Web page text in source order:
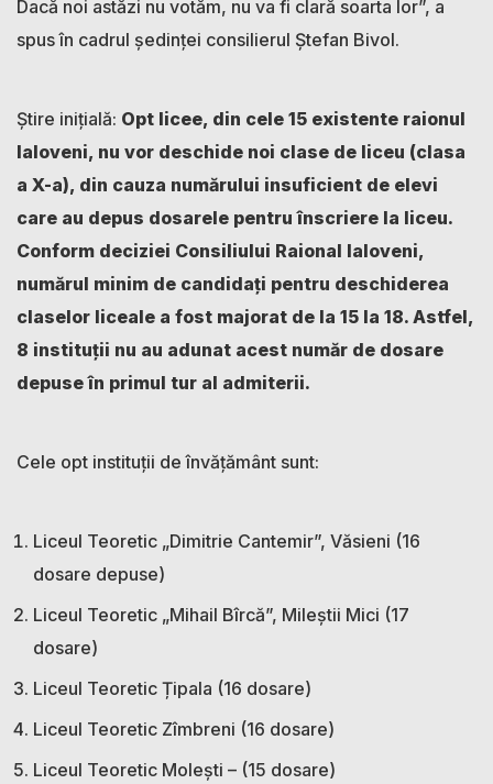
Dacă noi astăzi nu votăm, nu va fi clară soarta lor”, a
spus în cadrul ședinței consilierul Ștefan Bivol.
Știre inițială: Opt licee, din cele 15 existente raionul
Ialoveni, nu vor deschide noi clase de liceu (clasa
a X-a), din cauza numărului insuficient de elevi
care au depus dosarele pentru înscriere la liceu.
Conform deciziei Consiliului Raional Ialoveni,
numărul minim de candidați pentru deschiderea
claselor liceale a fost majorat de la 15 la 18. Astfel,
8 instituții nu au adunat acest număr de dosare
depuse în primul tur al admiterii.
Cele opt instituții de învățământ sunt:
Liceul Teoretic „Dimitrie Cantemir”, Văsieni (16
dosare depuse)
Liceul Teoretic „Mihail Bîrcă”, Mileștii Mici (17
dosare)
Liceul Teoretic Țipala (16 dosare)
Liceul Teoretic Zîmbreni (16 dosare)
Liceul Teoretic Molești – (15 dosare)